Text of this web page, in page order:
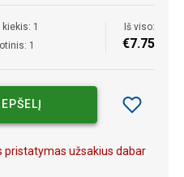
kiekis: 1
1
Iš viso:
€7.75
pristatymas užsakius dabar